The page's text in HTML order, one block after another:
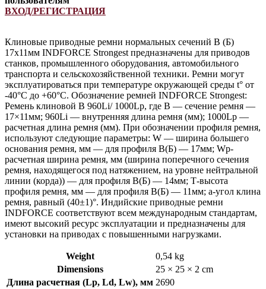
ВХОД/РЕГИСТРАЦИЯ
Клиновые приводные ремни нормальных сечений B (Б)
17х11мм INDFORCE Strongest предназначены для приводов
станков, промышленного оборудования, автомобильного
транспорта и сельскохозяйственной техники. Ремни могут
эксплуатироваться при температуре окружающей среды t° от
-40°С до +60°С. Обозначение ремней INDFORCE Strongest:
Ремень клиновой B 960Li/ 1000Lp, где B — сечение ремня —
17×11мм; 960Li — внутренняя длина ремня (мм); 1000Lp —
расчетная длина ремня (мм). При обозначении профиля ремня,
используют следующие параметры: W — ширина большего
основания ремня, мм — для профиля B(Б) — 17мм; Wp-
расчетная ширина ремня, мм (ширина поперечного сечения
ремня, находящегося под натяжением, на уровне нейтральной
линии (корда)) — для профиля B(Б) — 14мм; Т-высота
профиля ремня, мм — для профиля B(Б) — 11мм; a-угол клина
ремня, равный (40±1)°. Индийские приводные ремни
INDFORCE соответствуют всем международным стандартам,
имеют высокий ресурс эксплуатации и предназначены для
установки на приводах с повышенными нагрузками.
Weight
0,54 kg
Dimensions
25 × 25 × 2 cm
Длина расчетная (Lp, Ld, Lw), мм 2690